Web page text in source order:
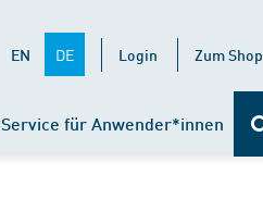
EN DE Login Zum Shop
Service für Anwender*innen